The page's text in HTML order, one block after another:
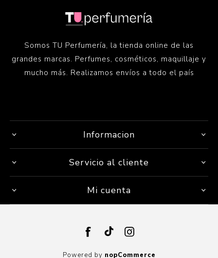
Somos TU Perfumería, la tienda online de las
grandes marcas. Perfumes, cosméticos, maquillaje y
mucho más. Realizamos envíos a todo el país
Informacion
Servicio al cliente
Mi cuenta
Powered by nopCommerce